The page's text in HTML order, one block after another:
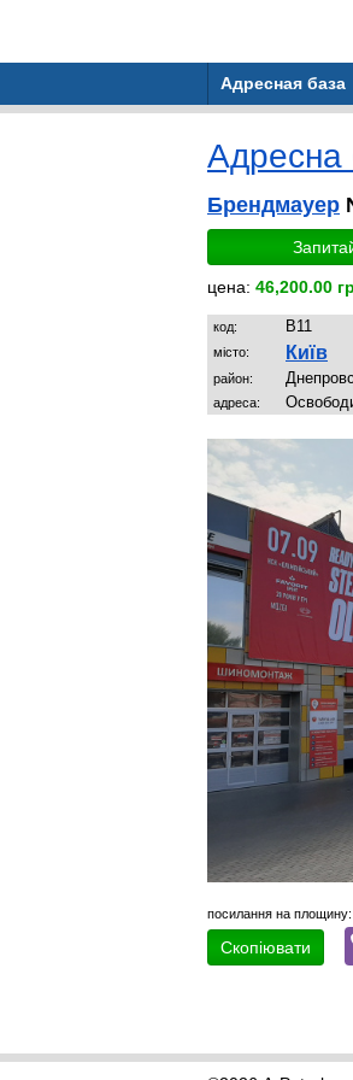
Адресная база
Адресна
Брендмауер
цена: 46,200.00
код: B11
місто: Київ
район:
адреса:
посилання на площину:
Скопіювати